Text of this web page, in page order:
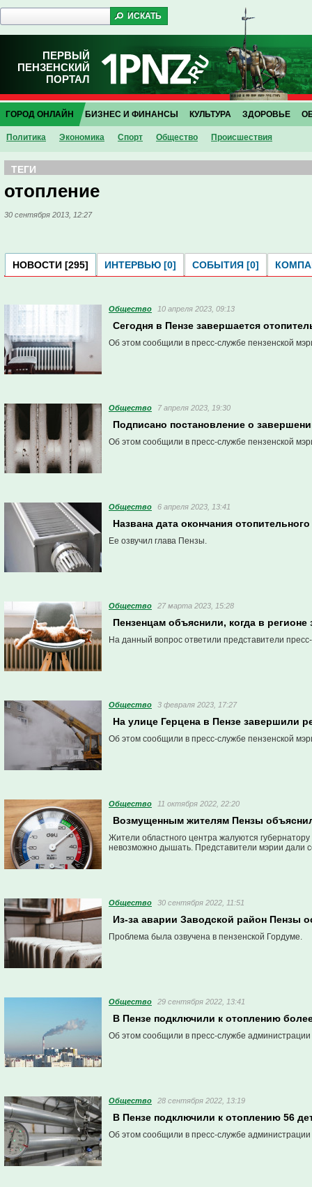
ПЕРВЫЙ
ПЕНЗЕНСКИЙ
ПОРТАЛ
ГОРОД ОНЛАЙН
Политика Экономика Спорт Общество Проиcшествия
БИЗНЕС И ФИНАНСЫ КУЛЬТУРА ЗДОРОВЬЕ
ТЕГИ
отопление
30 сентября 2013, 12:27
НОВОСТИ [295] ИНТЕРВЬЮ [0] СОБЫТИЯ [0]
Общество 10 апреля 2023, 09:13
Сегодня в Пензе завершается
Об этом сообщили в пресс-службе пензенской
Общество 7 апреля 2023, 19:30
Подписано постановление о
Об этом сообщили в пресс-службе пензенской
Общество 6 апреля 2023, 13:41
Названа дата окончания
Ее озвучил глава Пензы.
Общество 27 марта 2023, 15:28
Пензенцам объяснили, когда в
На данный вопрос ответили представители
Общество 3 февраля 2023, 17:27
На улице Герцена в Пензе завершили
Об этом сообщили в пресс-службе пензенской
Общество 11 октября 2022, 22:20
Возмущенным жителям Пензы
Жители областного центра жалуются
невозможно дышать. Представители мэрии дали
Общество 30 сентября 2022, 11:51
Из-за аварии Заводской район Пензы
Проблема была озвучена в пензенской Гордуме.
Общество 29 сентября 2022, 13:41
В Пензе подключили к отоплению
Об этом сообщили в пресс-службе
Общество 28 сентября 2022, 13:19
В Пензе подключили к отоплению 56
Об этом сообщили в пресс-службе